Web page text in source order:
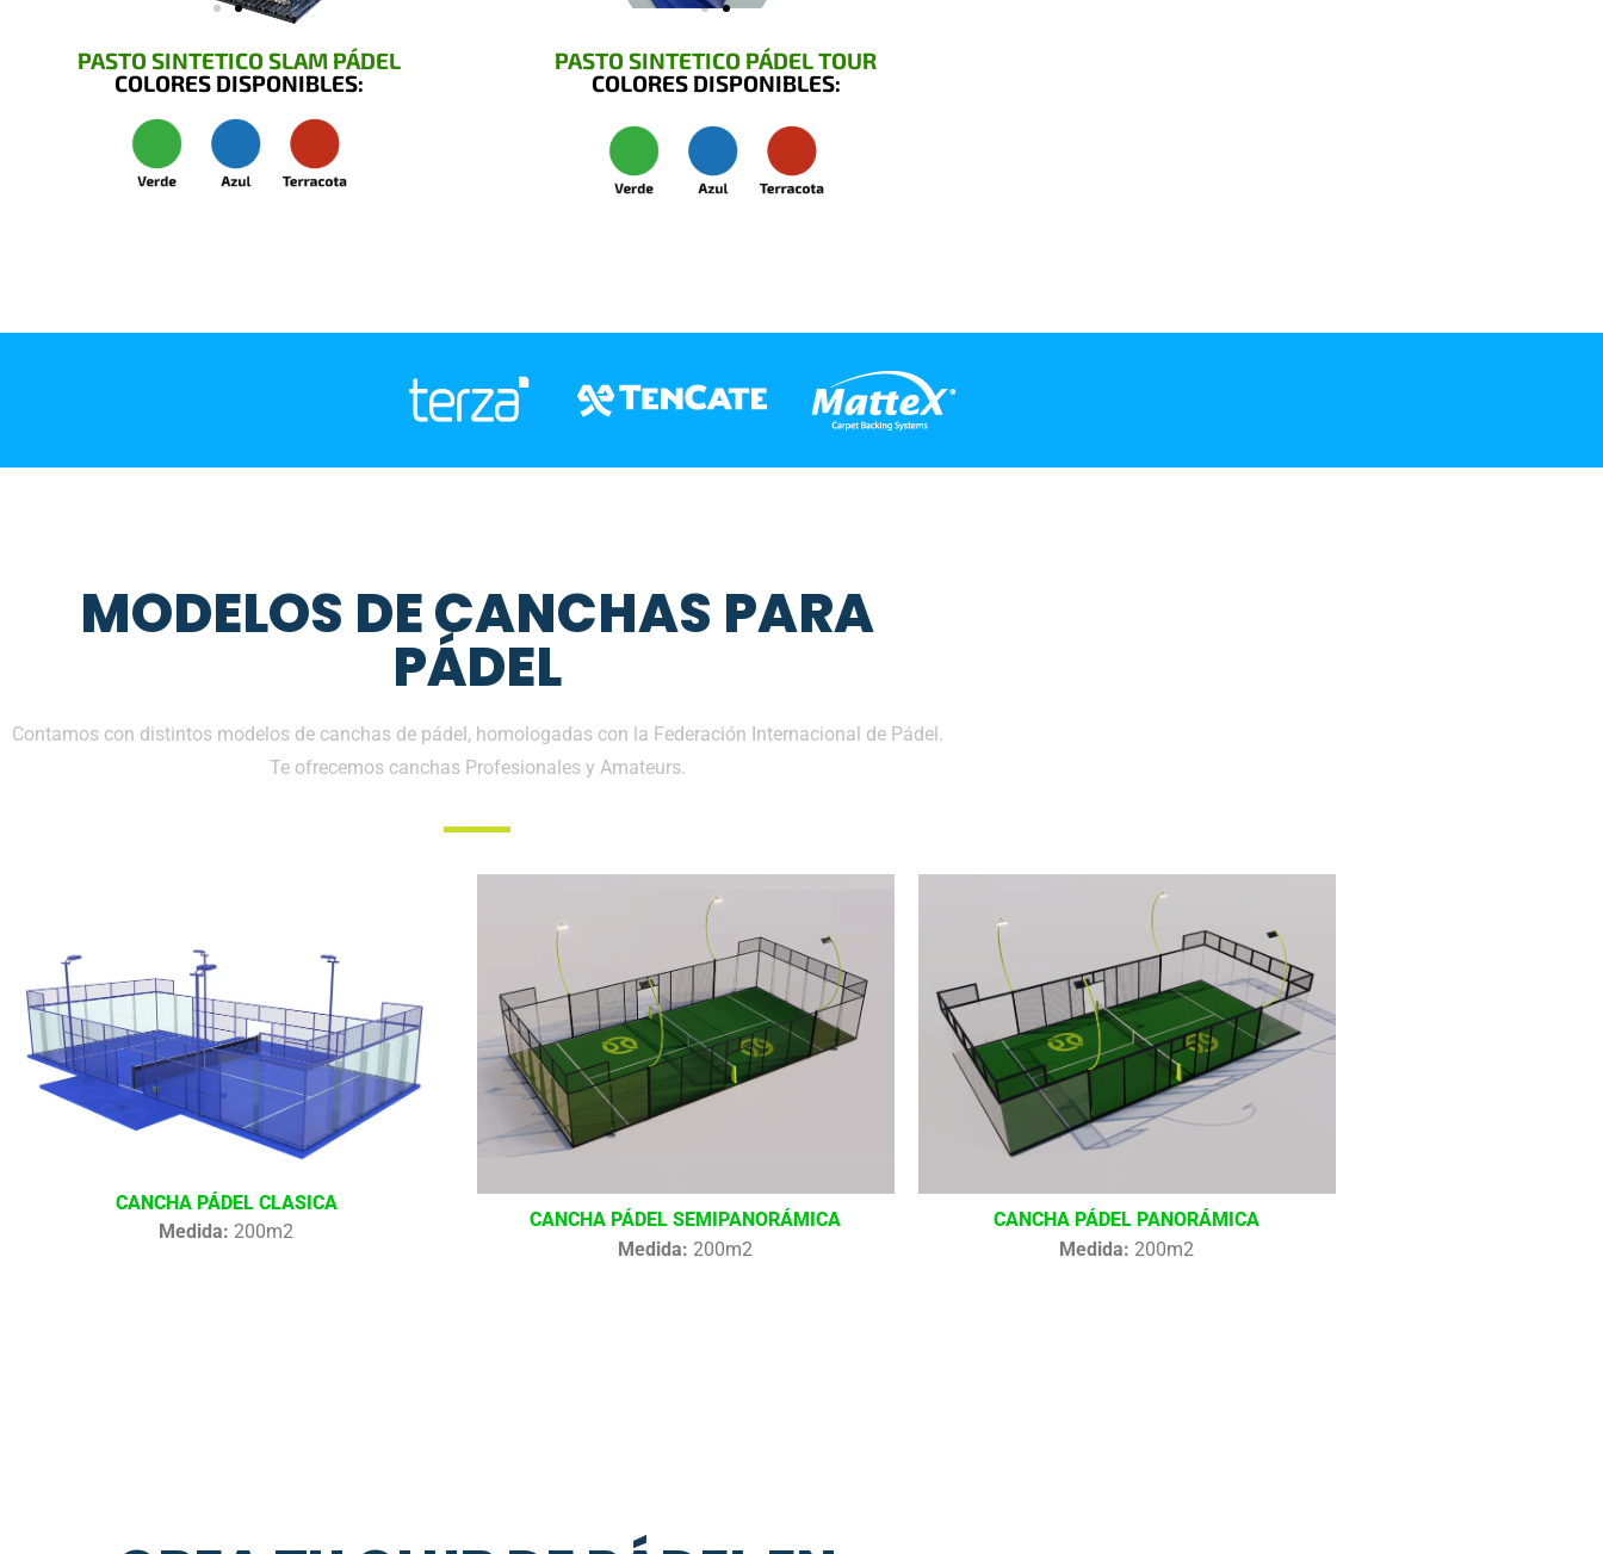
PASTO SINTETICO SLAM PÁDEL
COLORES DISPONIBLES:
PASTO SINTETICO PÁDEL TOUR
COLORES DISPONIBLES:
MODELOS DE CANCHAS PARA
PÁDEL
Contamos con distintos modelos de canchas de pádel, homologadas con la Federación Internacional de Pádel.
Te ofrecemos canchas Profesionales y Amateurs.
CANCHA PÁDEL CLASICA
Medida: 200m2
CANCHA PÁDEL SEMIPANORÁMICA
Medida: 200m2
CANCHA PÁDEL PANORÁMICA
Medida: 200m2